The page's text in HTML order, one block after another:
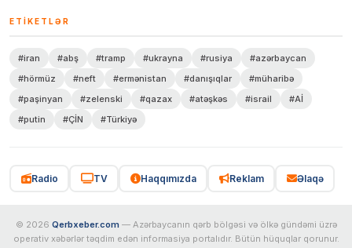
ETIKETLƏR
#iran #abş #tramp #ukrayna #rusiya
#azərbaycan
#hörmüz
#neft #ermənistan #danışıqlar
#müharibə
#paşinyan
#zelenski #qazax #atəşkəs #israil
#Aİ
#putin
#ÇİN #Türkiyə
Radio TV Haqqımızda Reklam Əlaqə
© 2026 Qerbxeber.com — Azərbaycanın qərb bölgəsi və ölkə gündəmi üzrə
operativ xəbərlər təqdim edən informasiya portalıdır. Bütün hüquqlar qorunur.